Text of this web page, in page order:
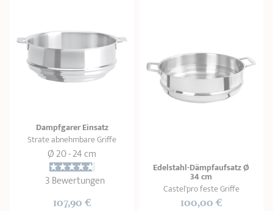
Dampfgarer Einsatz
Strate abnehmbare Griffe
Ø 20 - 24 cm
3 Bewertungen
107,90 €
Edelstahl-Dämpfaufsatz Ø
34 cm
Castel'pro feste Griffe
100,00 €